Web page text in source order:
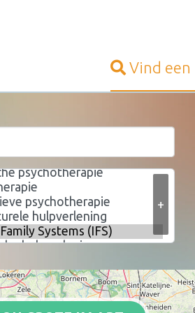
Vind een
+